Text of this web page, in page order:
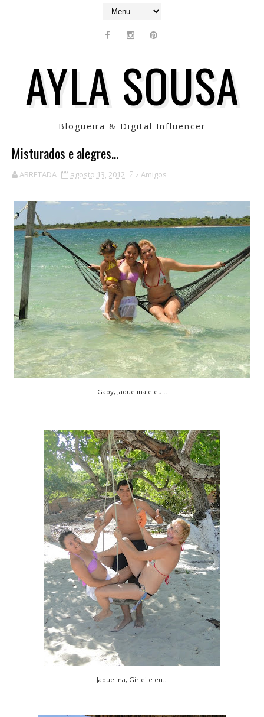
AYLA SOUSA
Blogueira & Digital Influencer
Misturados e alegres...
ARRETADA agosto 13, 2012 Amigos
Gaby, Jaquelina e eu...
Jaquelina, Girlei e eu...